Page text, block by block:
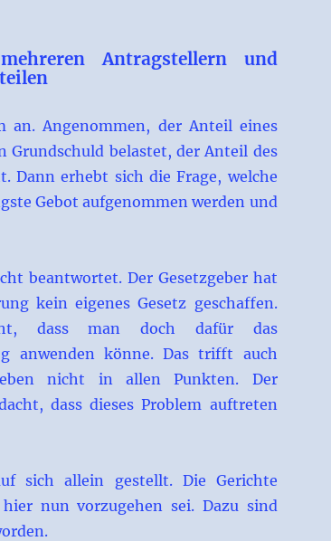
Antragstellern und
an. Angenommen, der Anteil eines
belastet, der Anteil des
Dann erhebt sich die Frage, welche
Gebot aufgenommen werden und
beantwortet. Der Gesetzgeber hat
kein eigenes Gesetz geschaffen.
dass man doch dafür das
anwenden könne. Das trifft auch
nicht in allen Punkten. Der
dass dieses Problem auftreten
sich allein gestellt. Die Gerichte
nun vorzugehen sei. Dazu sind